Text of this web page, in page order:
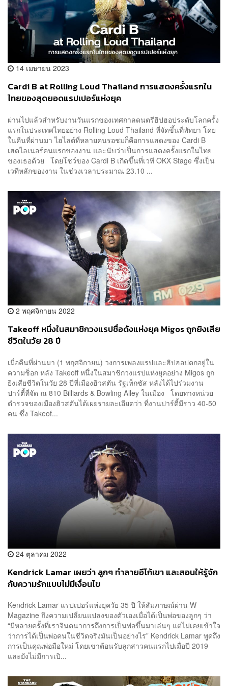
14 เมษายน 2023
Cardi B at Rolling Loud Thailand การแสดงครั้งแรกใน
ไทยของสุดยอดแรปเปอร์แห่งยุค
ผ่านไปแล้วสำหรับงานวันแรกของเทศกาลดนตรีฮิปฮอประดับโลกครั้ง
แรกในประเทศไทยอย่าง Rolling Loud Thailand ที่จัดขึ้นที่พัทยา โดย
ในคืนที่ผ่านมา ไฮไลต์ที่หลายคนรอชมก็คือการแสดงของ Cardi B
เฮดไลเนอร์คนแรกของงาน และนับว่าเป็นการแสดงครั้งแรกในไทย
ของเธอด้วย โดยโชว์ของ Cardi B เกิดขึ้นที่เวที OKX Stage ซึ่งเป็น
เวทีหลักของงาน ในช่วงเวลาประมาณ 23.10 ...
2 พฤศจิกายน 2022
Takeoff หนึ่งในสมาชิกวงแรปชื่อดังแห่งยุค Migos ถูกยิงเสีย
ชีวิตในวัย 28 ปี
เมื่อคืนที่ผ่านมา (1 พฤศจิกายน) วงการเพลงแรปและฮิปฮอปตกอยู่ใน
ความช็อก หลัง Takeoff หนึ่งในสมาชิกวงแรปแห่งยุคอย่าง Migos ถูก
ยิงเสียชีวิตในวัย 28 ปีที่เมืองฮิวสตัน รัฐเท็กซัส หลังได้ไปร่วมงาน
ปาร์ตี้ที่จัด ณ 810 Billiards & Bowling Alley ในเมือง โดยทางหน่วย
ตำรวจของเมืองฮิวสตันได้เผยรายละเอียดว่า ที่งานปาร์ตี้มีราว 40-50
คน ซึ่ง Takeof...
24 ตุลาคม 2022
Kendrick Lamar เผยว่า ลูกๆ ทำลายอีโก้เขา และสอนให้รู้จัก
กับความรักแบบไม่มีเงื่อนไข
Kendrick Lamar แรปเปอร์แห่งยุควัย 35 ปี ให้สัมภาษณ์ผ่าน W
Magazine ถึงความเปลี่ยนแปลงของตัวเองเมื่อได้เป็นพ่อของลูกๆ ว่า
“มีหลายครั้งที่เราจินตนาการถึงการเป็นพ่อขึ้นมาเล่นๆ แต่ไม่เคยเข้าใจ
ว่าการได้เป็นพ่อคนในชีวิตจริงมันเป็นอย่างไร” Kendrick Lamar พูดถึง
การเป็นคุณพ่อมือใหม่ โดยเขาต้อนรับลูกสาวคนแรกไปเมื่อปี 2019
และยังไม่มีการเปิ...